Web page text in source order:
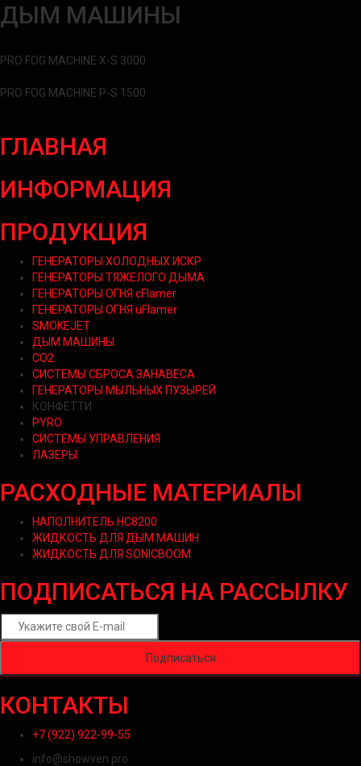
ДЫМ МАШИНЫ
PRO FOG MACHINE X-S 3000
PRO FOG MACHINE P-S 1500
ГЛАВНАЯ
ИНФОРМАЦИЯ
ПРОДУКЦИЯ
ГЕНЕРАТОРЫ ХОЛОДНЫХ ИСКР
ГЕНЕРАТОРЫ ТЯЖЕЛОГО ДЫМА
ГЕНЕРАТОРЫ ОГНЯ cFlamer
ГЕНЕРАТОРЫ ОГНЯ uFlamer
SMOKEJET
ДЫМ МАШИНЫ
CO2
СИСТЕМЫ СБРОСА ЗАНАВЕСА
ГЕНЕРАТОРЫ МЫЛЬНЫХ ПУЗЫРЕЙ
КОНФЕТТИ
PYRO
СИСТЕМЫ УПРАВЛЕНИЯ
ЛАЗЕРЫ
РАСХОДНЫЕ МАТЕРИАЛЫ
НАПОЛНИТЕЛЬ HC8200
ЖИДКОСТЬ ДЛЯ ДЫМ МАШИН
ЖИДКОСТЬ ДЛЯ SONICBOOM
ПОДПИСАТЬСЯ НА РАССЫЛКУ
КОНТАКТЫ
+7 (922) 922-99-55
info@showven.pro